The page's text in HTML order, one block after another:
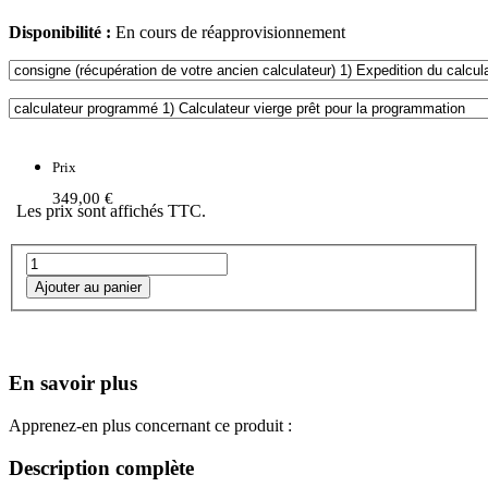
Disponibilité : En cours de réapprovisionnement
Prix
349,00 €
Les prix sont affichés TTC.
En savoir plus
Apprenez-en plus concernant ce produit :
Description complète